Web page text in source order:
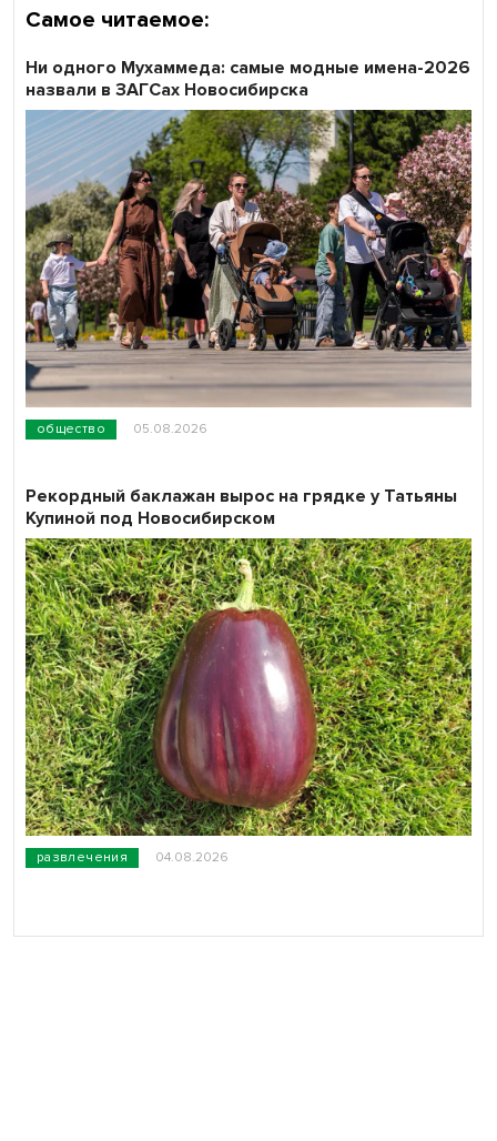
Самое читаемое:
общество 05.08.2026
Ни одного Мухаммеда: самые модные имена-2026
назвали в ЗАГСах Новосибирска
развлечения 04.08.2026
Рекордный баклажан вырос на грядке у Татьяны
Купиной под Новосибирском